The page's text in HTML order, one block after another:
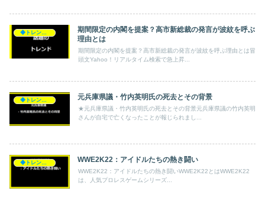
期間限定の内閣を提案？高市新総裁の発言が波紋を呼ぶ
理由とは
期間限定の内閣を提案？高市新総裁の発言が波紋を呼ぶ理由とは冒
頭文Yahoo！リアルタイム検索で急上昇...
元兵庫県議・竹内英明氏の死去とその背景
★元兵庫県議・竹内英明氏の死去とその背景元兵庫県議の竹内英明
さんが自宅で亡くなったことが報じられまし...
WWE2K22：アイドルたちの熱き闘い
WWE2K22：アイドルたちの熱き闘いWWE2K22とはWWE2K22
は、人気プロレスゲームシリーズ...